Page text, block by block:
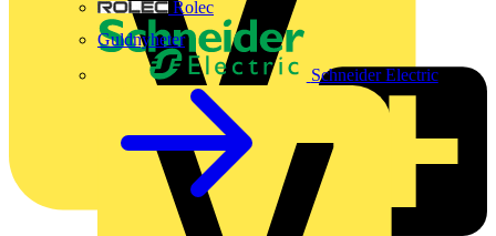
Rolec
Schneider Electric
Guldnyheter